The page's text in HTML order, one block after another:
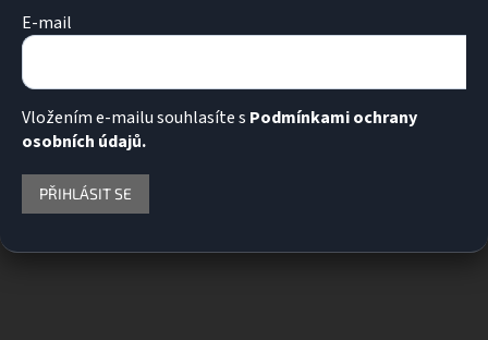
E-mail
Vložením e-mailu souhlasíte s Podmínkami ochrany
osobních údajů.
PŘIHLÁSIT SE